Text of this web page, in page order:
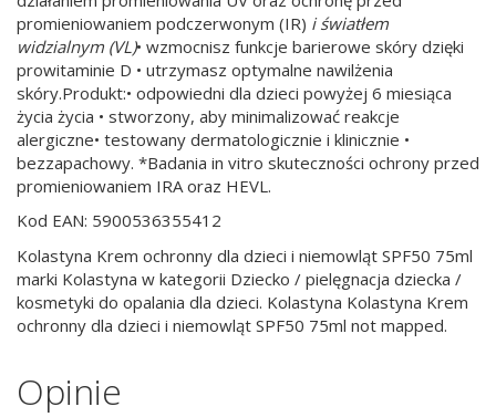
promieniowaniem podczerwonym (IR) i światłem
widzialnym (VL)• wzmocnisz funkcje barierowe skóry dzięki
prowitaminie D • utrzymasz optymalne nawilżenia
skóry.Produkt:• odpowiedni dla dzieci powyżej 6 miesiąca
życia życia • stworzony, aby minimalizować reakcje
alergiczne• testowany dermatologicznie i klinicznie •
bezzapachowy. *Badania in vitro skuteczności ochrony przed
promieniowaniem IRA oraz HEVL.
Kod EAN: 5900536355412
Kolastyna Krem ochronny dla dzieci i niemowląt SPF50 75ml
marki Kolastyna w kategorii Dziecko / pielęgnacja dziecka /
kosmetyki do opalania dla dzieci. Kolastyna Kolastyna Krem
ochronny dla dzieci i niemowląt SPF50 75ml not mapped.
Opinie